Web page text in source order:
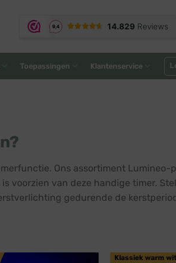
Toepassingen Klantenservice
Ons assortiment Lumineo-
voorzien van deze handige timer.
gedurende de
Klassiek warm wit